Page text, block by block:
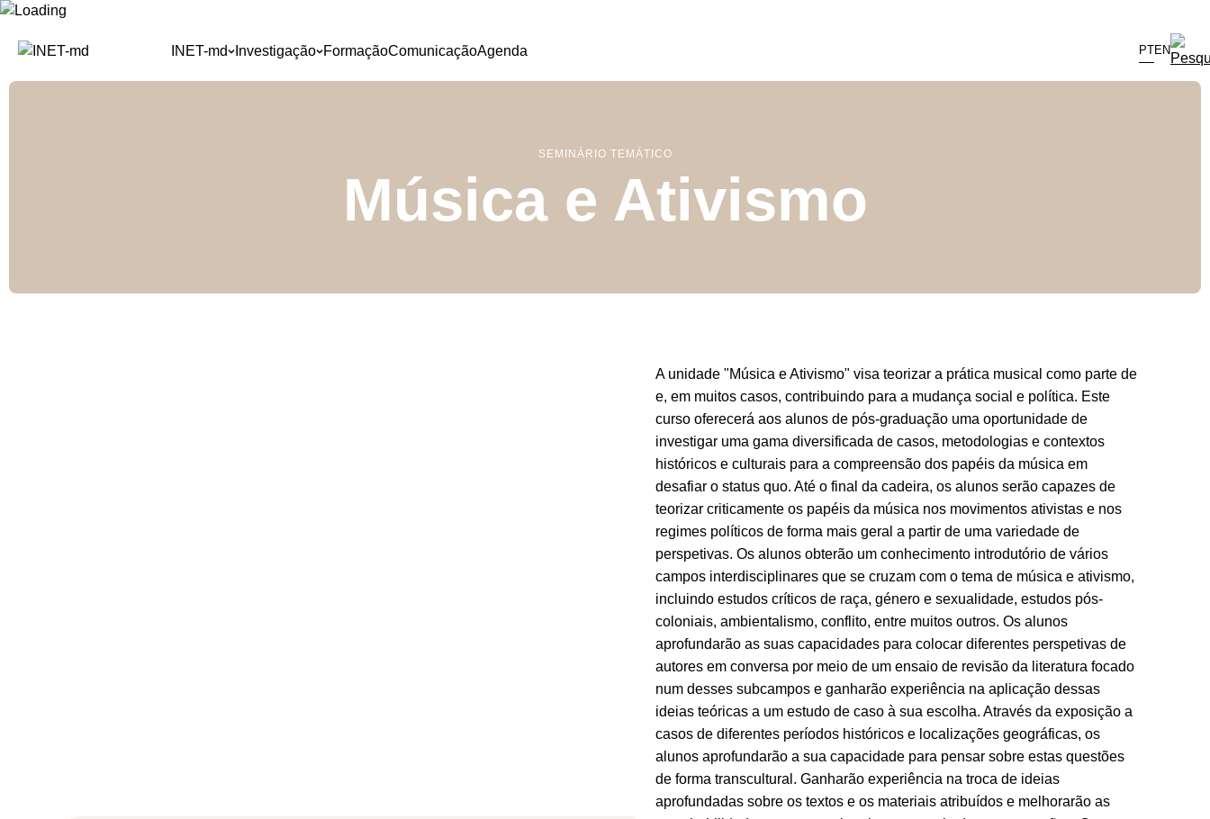
Skip
content
INET-md Investigação FormaçãoComunicaçãoAgenda PTEN
SEMINÁRIO TEMÁTICO
Música e Ativismo
A unidade "Música e Ativismo" visa teorizar a prática musical como parte de
e, em muitos casos, contribuindo para a mudança social e política. Este
curso oferecerá aos alunos de pós-graduação uma oportunidade de
investigar uma gama diversificada de casos, metodologias e contextos
históricos e culturais para a compreensão dos papéis da música em
desafiar o status quo. Até o final da cadeira, os alunos serão capazes de
teorizar criticamente os papéis da música nos movimentos ativistas e nos
regimes políticos de forma mais geral a partir de uma variedade de
perspetivas. Os alunos obterão um conhecimento introdutório de vários
campos interdisciplinares que se cruzam com o tema de música e ativismo,
incluindo estudos críticos de raça, género e sexualidade, estudos pós-
coloniais, ambientalismo, conflito, entre muitos outros. Os alunos
aprofundarão as suas capacidades para colocar diferentes perspetivas de
autores em conversa por meio de um ensaio de revisão da literatura focado
num desses subcampos e ganharão experiência na aplicação dessas
ideias teóricas a um estudo de caso à sua escolha. Através da exposição a
casos de diferentes períodos históricos e localizações geográficas, os
alunos aprofundarão a sua capacidade para pensar sobre estas questões
de forma transcultural. Ganharão experiência na troca de ideias
aprofundadas sobre os textos e os materiais atribuídos e melhorarão as